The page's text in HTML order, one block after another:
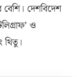
দেশবিদেশ
ও
থিতু।